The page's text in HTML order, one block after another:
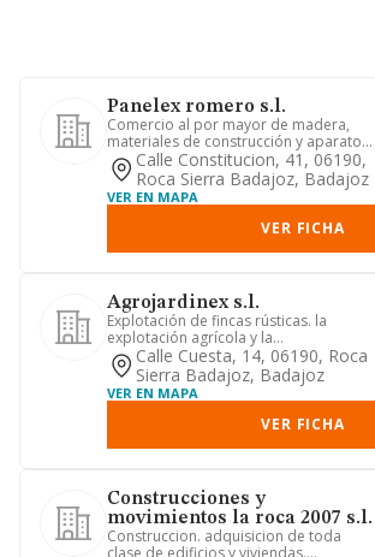
Panelex romero s.l.
Comercio al por mayor de madera,
materiales de construcción y aparatos
sanitarios
Calle Constitucion, 41, 06190,
Roca Sierra Badajoz, Badajoz
VER EN MAPA
VER FICHA
Agrojardinex s.l.
Explotación de fincas rústicas. la
explotación agrícola y la
comercialización de sus productos,
esp...
Calle Cuesta, 14, 06190, Roca
Sierra Badajoz, Badajoz
VER EN MAPA
VER FICHA
Construcciones y
movimientos la roca 2007 s.l.
Construccion. adquisicion de toda
clase de edificios y viviendas.